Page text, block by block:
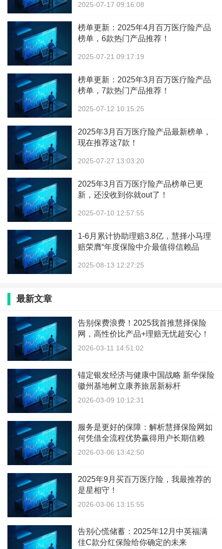
2025-07-17 09:16:08
榜单更新：2025年4月百万医疗险产品
榜单，6款热门产品推荐！
2025-07-21 09:17:19
榜单更新：2025年3月百万医疗险产品
榜单，7款热门产品推荐！
2025-07-12 10:15:25
2025年3月百万医疗险产品最新榜单，
现在推荐这7款！
2025-07-27 13:03:20
2025年3月百万医疗险产品榜单已更
新，还没收到你就out了！
2025-07-10 12:57:55
1-6月累计协助理赔3.8亿，慧择小马理
赔荣膺“年度保险中介最值得信赖品
2025-08-13 12:27:25
最新文章
告别保费浪费！2025我首推慧择保险
网，高性价比产品+理赔无忧超安心！
2026-03-11 14:51:02
锚定银发经济与健康中国战略 新华保险
徽州基地树立康养旅居新标杆
2026-03-09 10:12:31
服务是更好的保障：解析慧择保险网如
何凭借全流程优势赢得用户长期信赖
2026-03-06 13:42:50
2025年9月买百万医疗险，我最推荐的
是星相守！
2026-03-06 13:15:55
告别心慌储蓄：2025年12月中英福满
佳C款分红保险给你确定的未来